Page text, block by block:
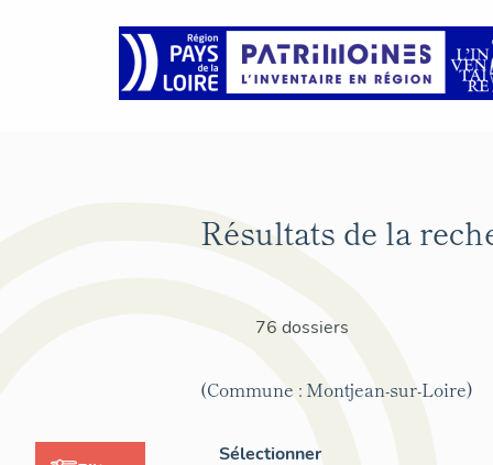
Résultats de la
76 dossiers
(Commune : Montjean-sur-Loire)
Sélectionner